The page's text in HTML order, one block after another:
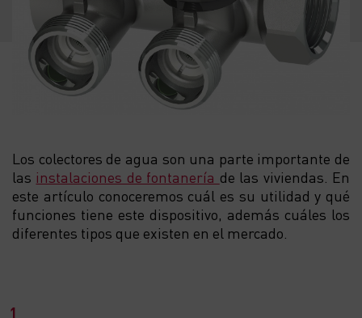
Los colectores de agua son una parte importante de
las instalaciones de fontanería de las viviendas. En
este artículo conoceremos cuál es su utilidad y qué
funciones tiene este dispositivo, además cuáles los
diferentes tipos que existen en el mercado.